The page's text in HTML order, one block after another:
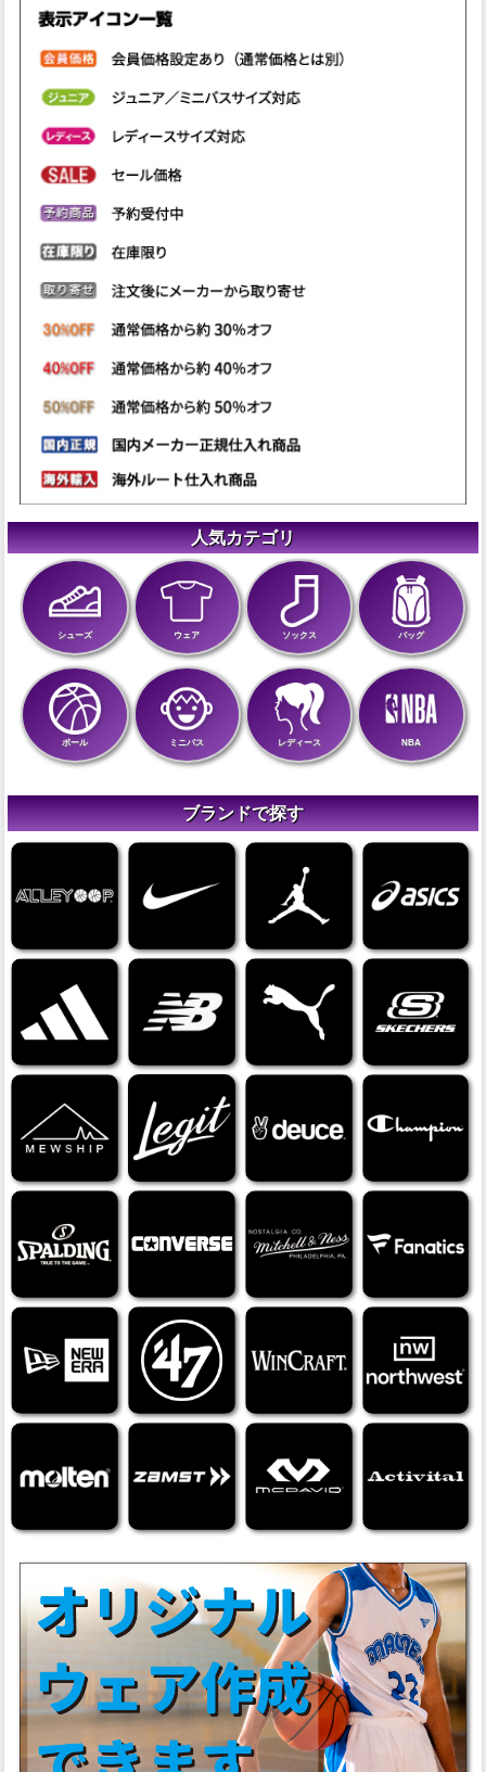
人気カテゴリ
シューズ ウェア ソックス バッグ
ボール ミニバス レディース NBA
ブランドで探す